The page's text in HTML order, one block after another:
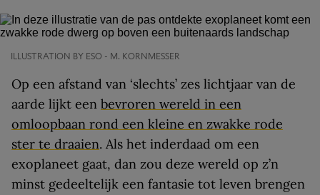
ILLUSTRATION BY ESO - M. KORNMESSER
Op een afstand van ‘slechts’ zes lichtjaar van de
aarde lijkt een bevroren wereld in een
omloopbaan rond een kleine en zwakke rode
ster te draaien. Als het inderdaad om een
exoplaneet gaat, dan zou deze wereld op z’n
minst gedeeltelijk een fantasie tot leven brengen